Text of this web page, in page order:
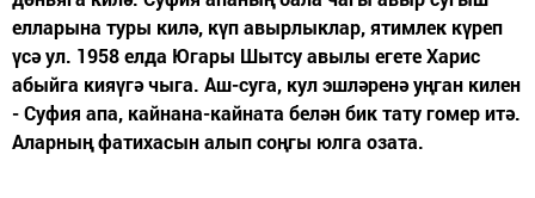
елларына туры килә, күп авырлыклар, ятимлек күреп
үсә ул. 1958 елда Югары Шытсу авылы егете Харис
абыйга кияүгә чыга. Аш-суга, кул эшләренә уңган килен
- Суфия апа, кайнана-кайната белән бик тату гомер итә.
Аларның фатихасын алып соңгы юлга озата.